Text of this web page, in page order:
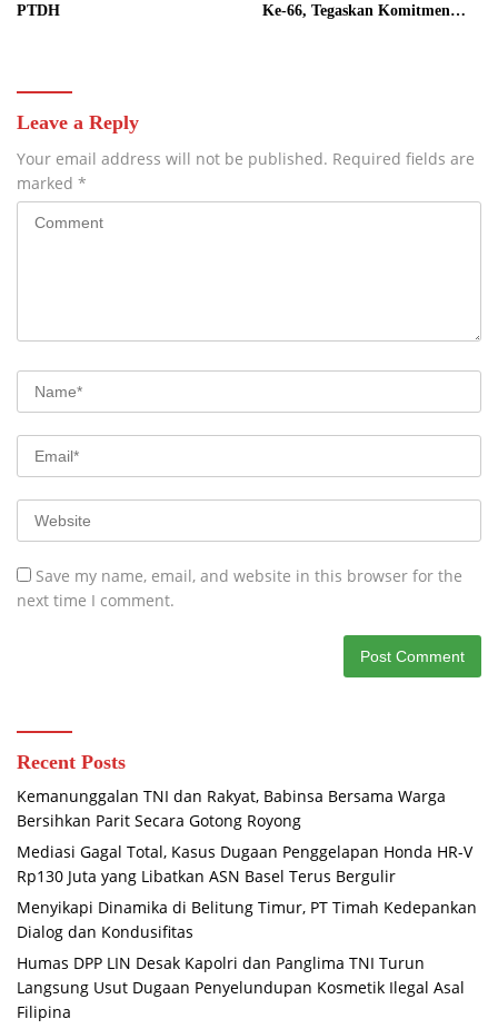
PTDH
Ke-66, Tegaskan Komitmen
Leave a Reply
Your email address will not be published. Required fields are
marked *
Save my name, email, and website in this browser for the
next time I comment.
Recent Posts
Kemanunggalan TNI dan Rakyat, Babinsa Bersama Warga
Bersihkan Parit Secara Gotong Royong
Mediasi Gagal Total, Kasus Dugaan Penggelapan Honda HR-V
Rp130 Juta yang Libatkan ASN Basel Terus Bergulir
Menyikapi Dinamika di Belitung Timur, PT Timah Kedepankan
Dialog dan Kondusifitas
Humas DPP LIN Desak Kapolri dan Panglima TNI Turun
Langsung Usut Dugaan Penyelundupan Kosmetik Ilegal Asal
Filipina